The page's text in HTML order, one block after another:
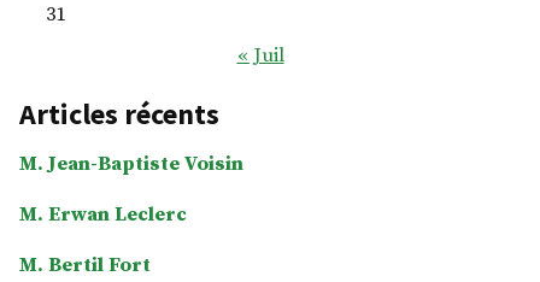
31
« Juil
Articles récents
M. Jean-Baptiste Voisin
M. Erwan Leclerc
M. Bertil Fort